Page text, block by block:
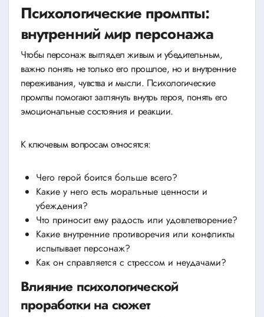
Психологические промпты:
внутренний мир персонажа
Чтобы персонаж выглядел живым и убедительным,
важно понять не только его прошлое, но и внутренние
переживания, чувства и мысли. Психологические
промпты помогают заглянуть внутрь героя, понять его
эмоциональные состояния и реакции.
К ключевым вопросам относятся:
Чего герой боится больше всего?
Какие у него есть моральные ценности и
убеждения?
Что приносит ему радость или удовлетворение?
Какие внутренние противоречия или конфликты
испытывает персонаж?
Как он справляется с стрессом и неудачами?
Влияние психологической
проработки на сюжет